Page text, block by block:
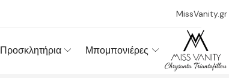
MissVanity.gr
Προσκλητήρια Μπομπονιέρες